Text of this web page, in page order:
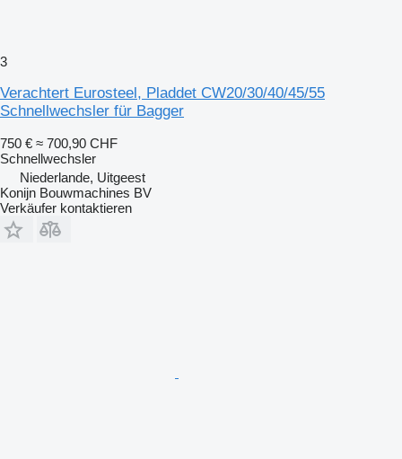
3
Verachtert Eurosteel, Pladdet CW20/30/40/45/55
Schnellwechsler für Bagger
750 € ≈ 700,90 CHF
Schnellwechsler
Niederlande, Uitgeest
Konijn Bouwmachines BV
Verkäufer kontaktieren